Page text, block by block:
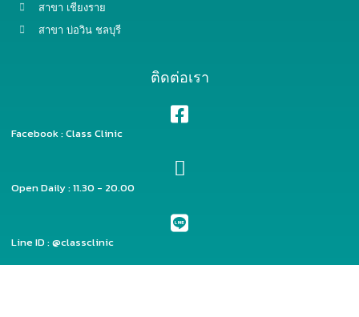
สาขา เชียงราย
สาขา บ่อวิน ชลบุรี
ติดต่อเรา
Facebook : Class Clinic
Open Daily : 11.30 - 20.00
Line ID : @classclinic​